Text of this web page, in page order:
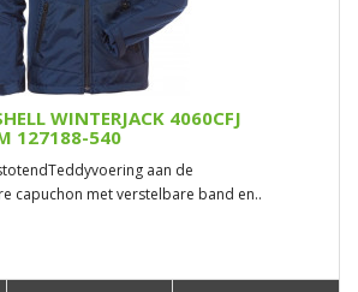
WINTERJACK 4060CFJ
127188-540
aan de
capuchon met verstelbare band en..